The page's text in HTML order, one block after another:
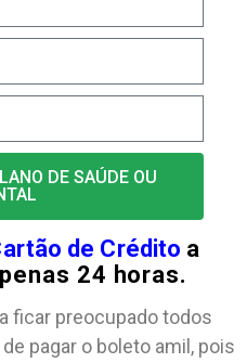
DE SAÚDE OU
de Crédito a
24 horas.
ficar preocupado todos
pagar o boleto amil, pois